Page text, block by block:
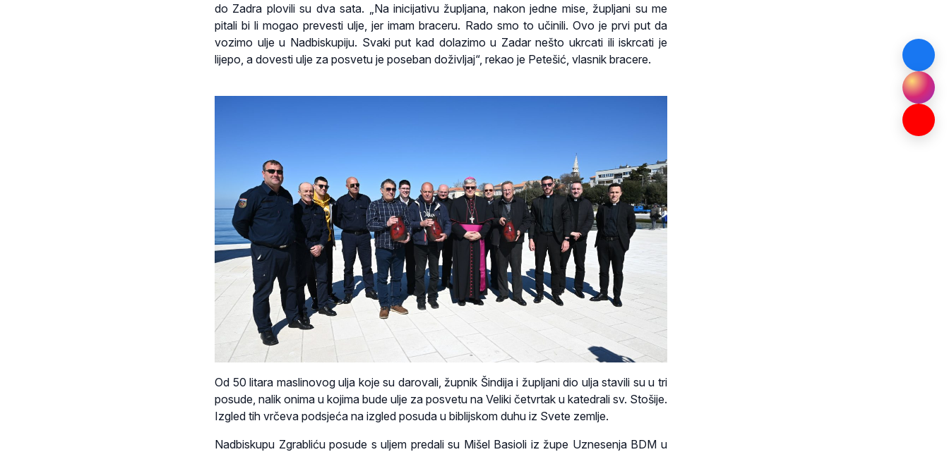
do Zadra plovili su dva sata. „Na inicijativu župljana, nakon jedne mise, župljani su me
pitali bi li mogao prevesti ulje, jer imam braceru. Rado smo to učinili. Ovo je prvi put da
vozimo ulje u Nadbiskupiju. Svaki put kad dolazimo u Zadar nešto ukrcati ili iskrcati je
lijepo, a dovesti ulje za posvetu je poseban doživljaj“, rekao je Petešić, vlasnik bracere.
Od 50 litara maslinovog ulja koje su darovali, župnik Šindija i župljani dio ulja stavili su u tri
posude, nalik onima u kojima bude ulje za posvetu na Veliki četvrtak u katedrali sv. Stošije.
Izgled tih vrčeva podsjeća na izgled posuda u biblijskom duhu iz Svete zemlje.
Nadbiskupu Zgrabliću posude s uljem predali su Mišel Basioli iz župe Uznesenja BDM u